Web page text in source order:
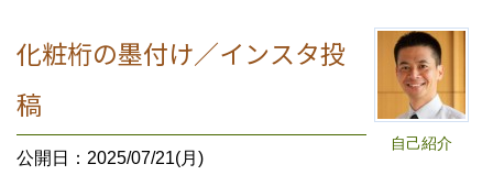
自己紹介
化粧桁の墨付け／インスタ投
稿
公開日：2025/07/21(月)